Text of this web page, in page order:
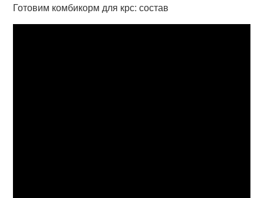
Готовим комбикорм для крс: состав